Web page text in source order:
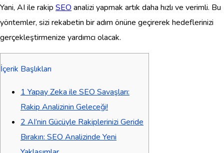
Yani, AI ile rakip SEO analizi yapmak artık daha hızlı ve verimli. Bu
yöntemler, sizi rekabetin bir adım önüne geçirerek hedeflerinizi
gerçekleştirmenize yardımcı olacak.
İçerik Başlıkları
1 Yapay Zeka ile SEO Savaşları:
Rakip Analizinin Geleceği!
2 AI’nin Gücüyle Rakiplerinizi Geride
Bırakın: SEO Analizinde Yeni